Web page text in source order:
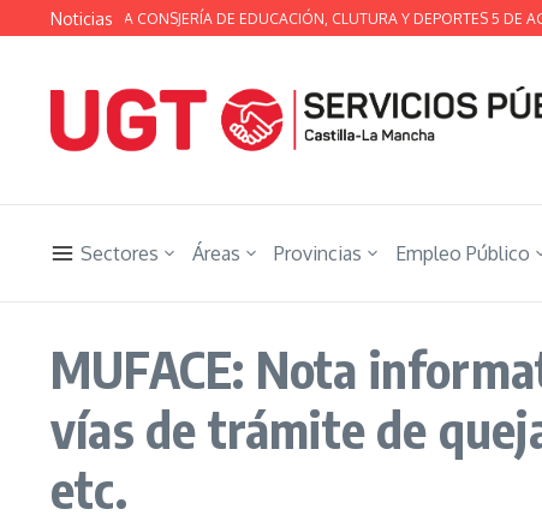
Saltar al contenido
Noticias
TÉCNICA DE LA CONSJERÍA DE EDUCACIÓN, CLUTURA Y DEPORTES 5 DE
Sectores Áreas Provincias Empleo Público
MUFACE: Nota
vías de trámite de
etc.